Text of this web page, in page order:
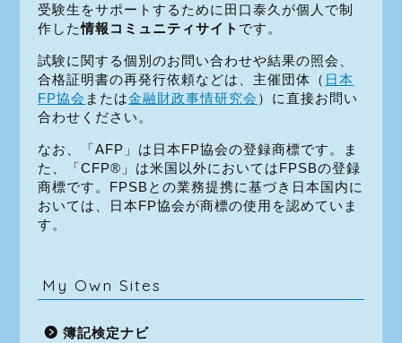
受験生をサポートするために田口泰久が個人で制
作した情報コミュニティサイト です。
試験に関する個別のお問い合わせや結果の照会、
合格証明書の再発行依頼などは、主催団体（ 日本
FP協会 または金融財政事情研究会 ）に直接お問い
合わせください。
なお、「AFP」は日本FP協会の登録商標です。ま
た、「CFP®」は米国以外においてはFPSBの登録
商標です。FPSBとの業務提携に基づき日本国内に
おいては、日本FP協会が商標の使用を認めていま
す。
My Own Sites
簿記検定ナビ